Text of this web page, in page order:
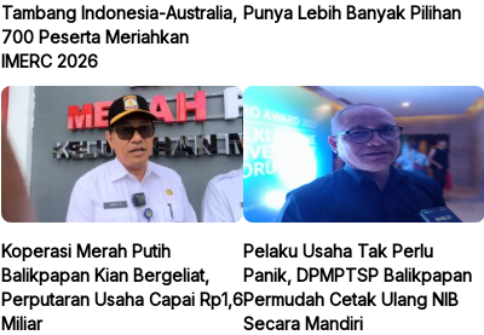
Tambang Indonesia-Australia,
700 Peserta Meriahkan
IMERC 2026
Punya Lebih Banyak Pilihan
Koperasi Merah Putih
Balikpapan Kian Bergeliat,
Perputaran Usaha Capai Rp1,6
Miliar
Pelaku Usaha Tak Perlu
Panik, DPMPTSP Balikpapan
Permudah Cetak Ulang NIB
Secara Mandiri